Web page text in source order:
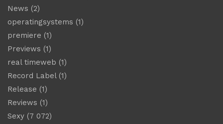
News (2)
operatingsystems (1)
premiere (1)
Previews (1)
real timeweb (1)
Record Label(1)
Release (1)
Reviews (1)
Sexy (7 072)